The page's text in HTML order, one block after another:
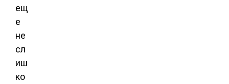
ещ
е
не
сл
иш
ко